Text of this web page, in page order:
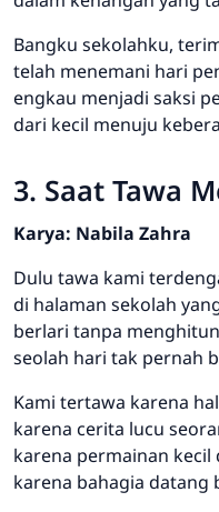
Bangku sekolahku,
telah menemani hari
engkau menjadi saksi
dari kecil menuju
3. Saat Tawa
Karya: Nabila Zahra
Dulu tawa kami
di halaman sekolah
berlari tanpa
seolah hari tak pernah
Kami tertawa karena
karena cerita lucu
karena permainan kecil
karena bahagia datang